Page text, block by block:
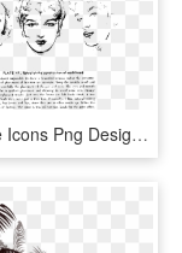
This Free Icons Png Design Of Andrew Loomis Drawing - Dibujo De Cabeza Y Manos, Transparent Png